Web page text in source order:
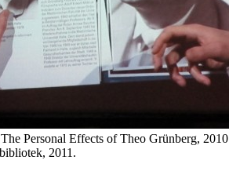
Personal Effects of Theo Grünberg,
2011.